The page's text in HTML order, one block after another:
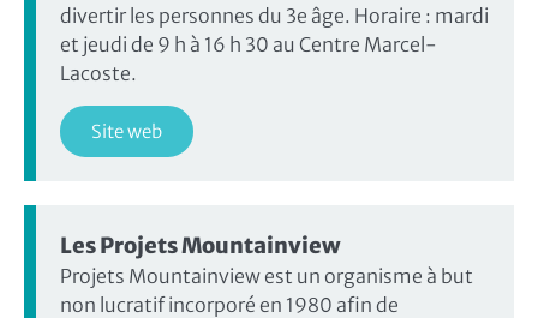
divertir les personnes du 3e âge. Horaire : mardi
et jeudi de 9 h à 16 h 30 au Centre Marcel-
Lacoste.
Site web
Les Projets Mountainview
Projets Mountainview est un organisme à but
non lucratif incorporé en 1980 afin de